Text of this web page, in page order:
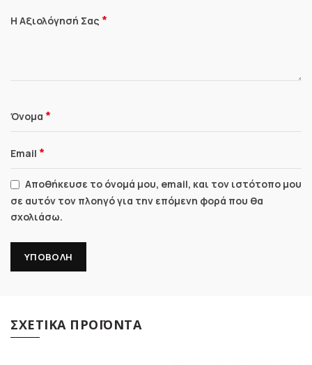
Η Αξιολόγησή Σας *
Όνομα *
Email *
Αποθήκευσε το όνομά μου, email, και τον ιστότοπο μου
σε αυτόν τον πλοηγό για την επόμενη φορά που θα
σχολιάσω.
ΣΧΕΤΙΚΆ ΠΡΟΪΌΝΤΑ